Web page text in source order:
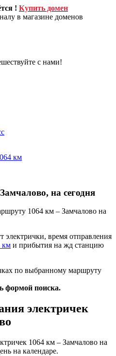
! Купить домен
в магазине доменов
с нами!
км
на сегодня
1064 км – Замчалово на
электрички, время отправления
км и прибытия на жд станцию
по выбранному маршруту
формой поиска.
электричек
1064 км – Замчалово на
на календаре.